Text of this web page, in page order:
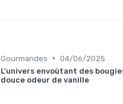
Gourmandes • 04/06/2025
L'univers envoûtant des
douce odeur de vanille